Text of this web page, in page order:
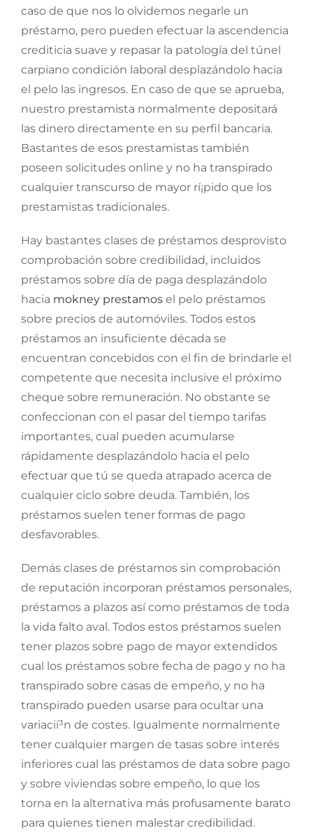
caso de que nos lo olvidemos negarle un
préstamo, pero pueden efectuar la ascendencia
crediticia suave y repasar la patologí­a del túnel
carpiano condición laboral desplazándolo hacia
el pelo las ingresos. En caso de que se aprueba,
nuestro prestamista normalmente depositará
las dinero directamente en su perfil bancaria.
Bastantes de esos prestamistas también
poseen solicitudes online y no ha transpirado
cualquier transcurso de mayor rí¡pido que los
prestamistas tradicionales.
Hay bastantes clases de préstamos desprovisto
comprobación sobre credibilidad, incluidos
préstamos sobre día de paga desplazándolo
hacia mokney prestamos el pelo préstamos
sobre precios de automóviles. Todos estos
préstamos an insuficiente década se
encuentran concebidos con el fin de brindarle el
competente que necesita inclusive el próximo
cheque sobre remuneración. No obstante se
confeccionan con el pasar del tiempo tarifas
importantes, cual pueden acumularse
rápidamente desplazándolo hacia el pelo
efectuar que tú se queda atrapado acerca de
cualquier ciclo sobre deuda. También, los
préstamos suelen tener formas de pago
desfavorables.
Demás clases de préstamos sin comprobación
de reputación incorporan préstamos personales,
préstamos a plazos así­ como préstamos de toda
la vida falto aval. Todos estos préstamos suelen
tener plazos sobre pago de mayor extendidos
cual los préstamos sobre fecha de pago y no ha
transpirado sobre casas de empeño, y no ha
transpirado pueden usarse para ocultar una
variacií³n de costes. Igualmente normalmente
tener cualquier margen de tasas sobre interés
inferiores cual las préstamos de data sobre pago
y sobre viviendas sobre empeño, lo que los
torna en la alternativa más profusamente barato
para quienes tienen malestar credibilidad.